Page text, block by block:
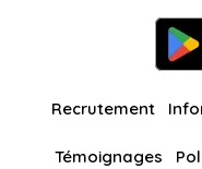
Recrutement
Témoignages